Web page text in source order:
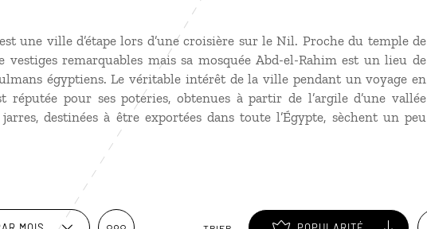
une ville d’étape lors d’une croisière sur le Nil. Proche du temple de
vestiges remarquables mais sa mosquée Abd-el-Rahim est un lieu de
égyptiens. Le véritable intérêt de la ville pendant unvoyage en
réputée pour ses poteries, obtenues à partir de l’argile d’une vallée
destinées à être exportées dans toute l’Égypte, sèchent un peu